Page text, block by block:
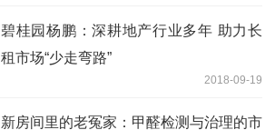
碧桂园杨鹏：深耕地产行业多年 助力长
租市场“少走弯路”
2018-09-19
新房间里的老冤家：甲醛检测与治理的市